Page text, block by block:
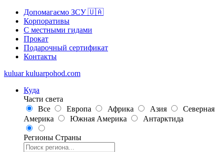
Допомагаємо ЗСУ 🇺🇦
Корпоративы
С местными гидами
Прокат
Подарочный сертификат
Контакты
kuluar kuluarpohod.com
Куда
Части света
Все
Европа Африка Азия
Северная
Америка
Южная Америка Антарктида
Регионы Страны